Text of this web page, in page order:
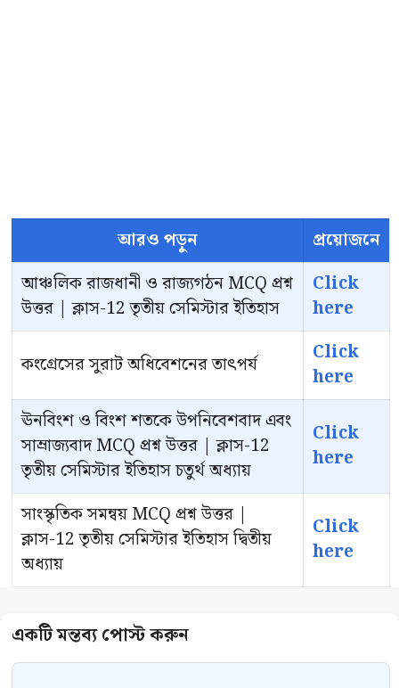
আরও পড়ুন
প্রয়োজনে
আঞ্চলিক রাজধানী ও রাজ্যগঠন MCQ প্রশ্ন
উত্তর | ক্লাস-12 তৃতীয় সেমিস্টার ইতিহাস
Click
here
কংগ্রেসের সুরাট অধিবেশনের তাৎপর্য
Click
here
ঊনবিংশ ও বিংশ শতকে উপনিবেশবাদ এবং
সাম্রাজ্যবাদ MCQ প্রশ্ন উত্তর | ক্লাস-12
তৃতীয় সেমিস্টার ইতিহাস চতুর্থ অধ্যায়
Click
here
সাংস্কৃতিক সমন্বয় MCQ প্রশ্ন উত্তর |
ক্লাস-12 তৃতীয় সেমিস্টার ইতিহাস দ্বিতীয়
অধ্যায়
Click
here
Comment